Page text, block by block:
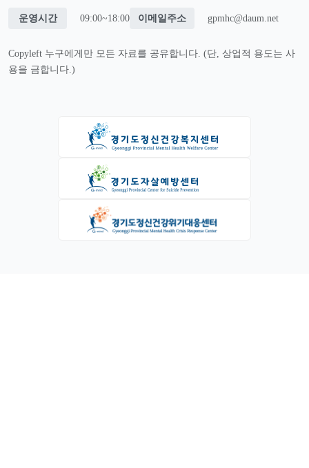
운영시간 09:00~18:00 이메일주소 gpmhc@daum.net
Copyleft 누구에게만 모든 자료를 공유합니다. (단, 상업적 용도는 사
용을 금합니다.)